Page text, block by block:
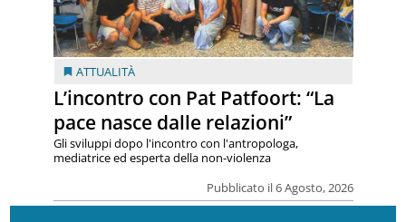
ATTUALITÀ
L’incontro con Pat Patfoort: “La
pace nasce dalle relazioni”
Pubblicato il 6 Agosto, 2026
Gli sviluppi dopo l'incontro con l'antropologa,
mediatrice ed esperta della non-violenza